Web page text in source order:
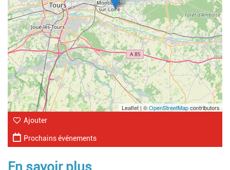
Leaflet | ©OpenStreetMapcontributors
Ajouter
Prochains événements